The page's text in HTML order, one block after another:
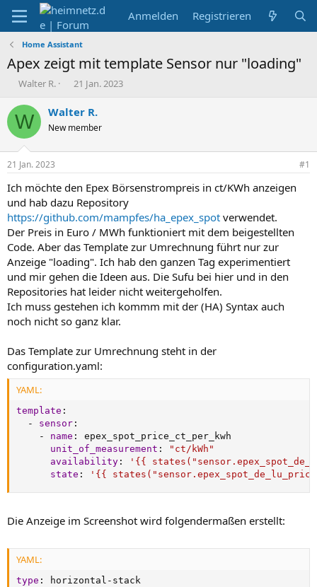
Anmelden Registrieren
Home Assistant
Apex zeigt mit template Sensor nur "loading"
E
s
t
e
r
Walter R.
E
s
e
t
a
m
21 Jan. 2023
W Walter R.
New member
21 Jan. 2023 #1
Ich möchte den Epex Börsenstrompreis in ct/KWh anzeigen
und hab dazu Repository
https://github.com/mampfes/ha_epex_spot verwendet.
Der Preis in Euro / MWh funktioniert mit dem beigestellten
Code. Aber das Template zur Umrechnung führt nur zur
Anzeige "loading". Ich hab den ganzen Tag experimentiert
und mir gehen die Ideen aus. Die Sufu bei hier und in den
Repositories hat leider nicht weitergeholfen.
Ich muss gestehen ich kommm mit der (HA) Syntax auch
noch nicht so ganz klar.
Das Template zur Umrechnung steht in der
configuration.yaml:
YAML:
template :
-
sensor :
-
name :
epex_spot_price_ct_per_kwh
unit_of_measurement :
"ct/kWh"
availability :
'{{
state : '{{
Die Anzeige im Screenshot wird folgendermaßen erstellt:
YAML:
type : horizontal -